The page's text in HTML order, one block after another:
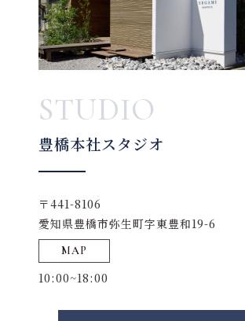
STUDIO
豊橋本社スタジオ
〒441-8106
愛知県豊橋市弥生町字東豊和19-6
MAP
10:00~18:00